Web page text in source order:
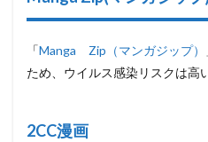
「Manga Zip（マンガジップ）
ため、ウイルス感染リスクは高
2CC漫画